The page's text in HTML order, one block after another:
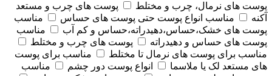
پوست های نرمال، چرب و مختلط
پوست های چرب و مستعد
آکنه
مناسب انواع پوست حتی پوست های حساس
مناسب
پوست های خشک،حساس،دهیدراته،حساس و کم آب
مناسب
پوست های حساس و دهیدراته
پوست های چرب و مختلط
مناسب برای پوست های نرمال تا مختلط
مناسب برای پوست
های مستعد لک یا ملاسما
انواع پوست دور چشم
مناسب